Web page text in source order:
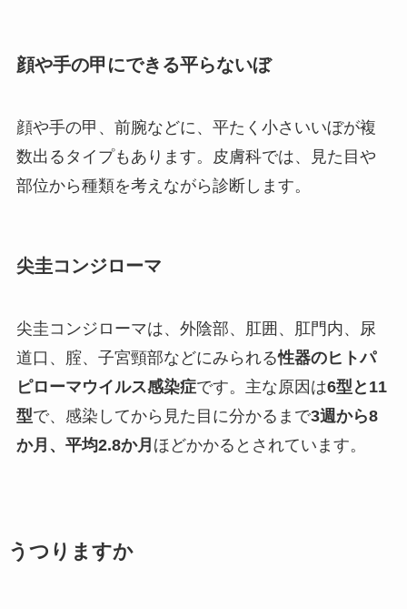
顔や手の甲にできる平らないぼ
顔や手の甲、前腕などに、平たく小さいいぼが複
数出るタイプもあります。皮膚科では、見た目や
部位から種類を考えながら診断します。
尖圭コンジローマ
尖圭コンジローマは、外陰部、肛囲、肛門内、尿
道口、腟、子宮頸部などにみられる性器のヒトパ
ピローマウイルス感染症です。主な原因は6型と11
型で、感染してから見た目に分かるまで3週から8
か月、平均2.8か月 ほどかかるとされています。
うつりますか